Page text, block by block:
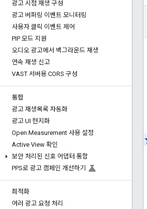
광고 시점 재생 구성
광고 버퍼링 이벤트 모니터링
사용자 클릭 이벤트 제어
PIP 모드 지원
오디오 광고에서 백그라운드 재생
연속 재생 신고
VAST 서버용 CORS 구성
통합
광고 재생목록 자동화
광고 UI 현지화
Open Measurement 사용 설정
Active View 확인
보안 처리된 신호 어댑터 통합
PPS로 광고 캠페인 개선하기
최적화
여러 광고 요청 처리